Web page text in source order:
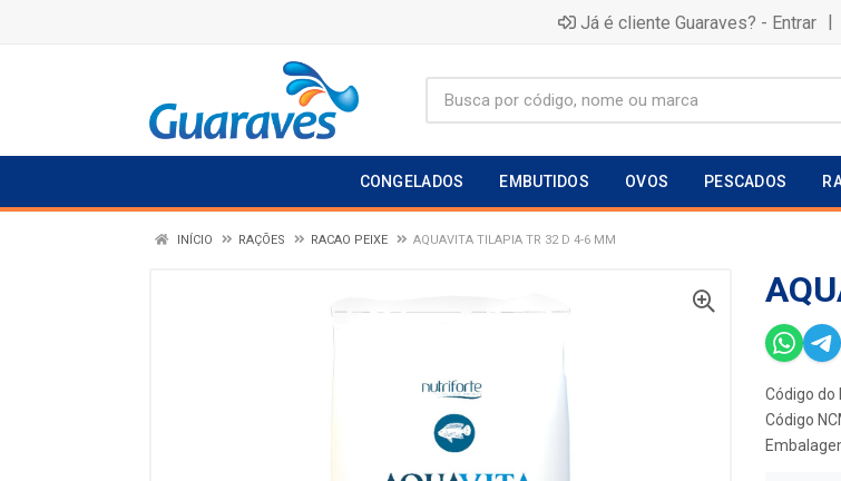
Já é cliente Guaraves? - Entrar |
CONGELADOS EMBUTIDOS OVOS PESCADOS
INÍCIO RAÇÕES RACAO PEIXE AQUAVITA TILAPIA TR 32 D 4-6 MM
Código do
Código